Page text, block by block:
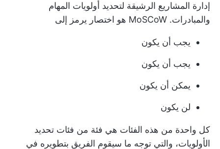
إدارة المشاريع الرشيقة لتحديد أولويات المهام
والمبادرات. MoSCoW هو اختصار يرمز إلى
يجب أن يكون
يجب أن يكون
يمكن أن يكون
لن يكون
كل واحدة من هذه الفئات هي فئة من فئات تحديد
الأولويات، والتي توجه ما سيقوم الفريق بتطويره في